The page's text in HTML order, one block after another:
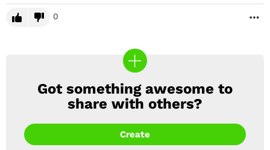
0
CREATE
Got something awesome to
share with others?
Create